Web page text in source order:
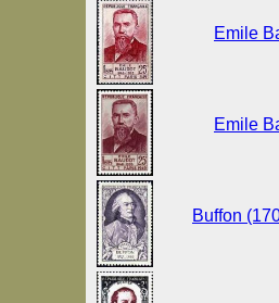
Emile
Emile
Buffon